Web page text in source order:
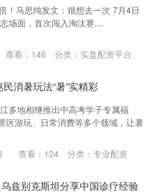
！马思纯发文：很想去一次 7月4日
场面，首次闯入淘汰赛....
查看： 146 分类： 实盘配资平台
消暑玩法“暑”实精彩
多地相继推出中高考学子专属福
区游玩、日常消费等多个领域，让暑
查看： 124 分类：专业配资
兹别克斯坦分享中国诊疗经验